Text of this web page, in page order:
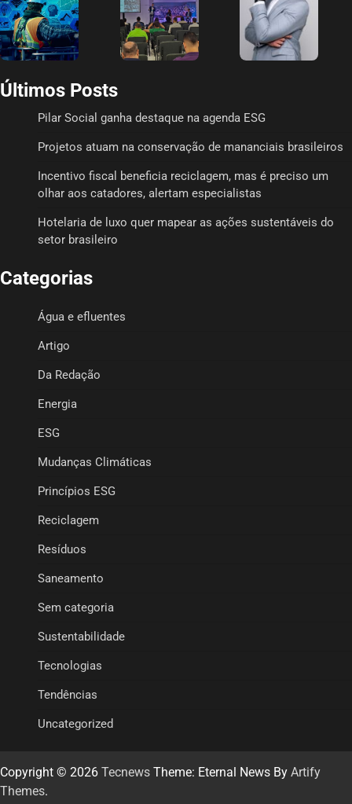
Últimos Posts
Pilar Social ganha destaque na agenda ESG
Projetos atuam na conservação de mananciais brasileiros
Incentivo fiscal beneficia reciclagem, mas é preciso um
olhar aos catadores, alertam especialistas
Hotelaria de luxo quer mapear as ações sustentáveis do
setor brasileiro
Categorias
Água e efluentes
Artigo
Da Redação
Energia
ESG
Mudanças Climáticas
Princípios ESG
Reciclagem
Resíduos
Saneamento
Sem categoria
Sustentabilidade
Tecnologias
Tendências
Uncategorized
Copyright © 2026 Tecnews Theme: Eternal News By Artify
Themes.